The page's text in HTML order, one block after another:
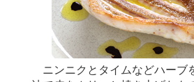
ニンニクとタイムなどハーブ